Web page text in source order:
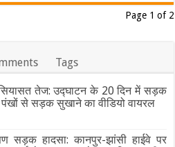
साजिश….नौकरानी
Page 1 of 2
Tags
तेज: उद्घाटन के 20 दिन में सड़क
से सड़क सुखाने का वीडियो वायरल
सड़क हादसा: कानपुर-झांसी हाईवे पर